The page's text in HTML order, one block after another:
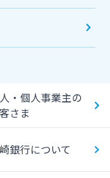
・個人事業主の
さま
銀行について